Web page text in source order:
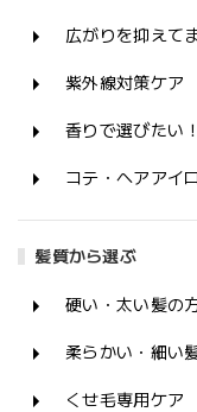
広がりを抑えて
紫外線対策ケア
香りで選びたい！
コテ・ヘアアイ
髪質から選ぶ
硬い・太い髪の
柔らかい・細い
くせ毛専用ケア